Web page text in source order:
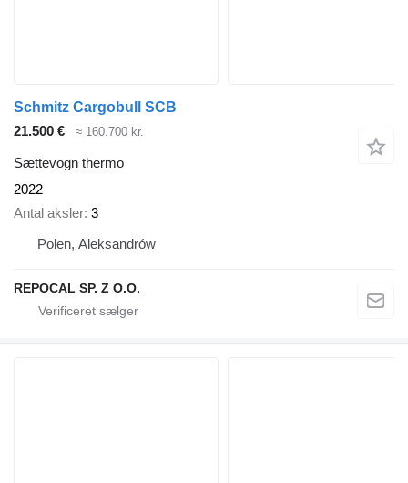
Schmitz Cargobull SCB
21.500 €
≈ 160.700 kr.
Sættevogn thermo
2022
Antal aksler 3
Polen, Aleksandrów
REPOCAL SP. Z O.O.